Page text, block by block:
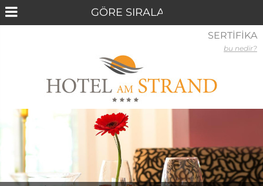
SERTİFİKA
bu nedir?